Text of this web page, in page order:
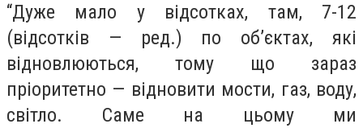
“Дуже мало у відсотках, там, 7-12
(відсотків — ред.) по об’єктах, які
відновлюються, тому що зараз
пріоритетно — відновити мости, газ, воду,
світло. Саме на цьому ми